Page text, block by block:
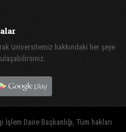
üniversitemiz hakkındaki her şeye
Daire Başkanlığı, Tüm hakları